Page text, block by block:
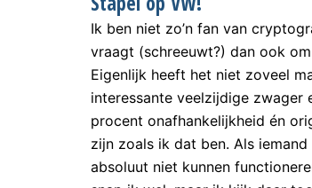
Ik ben niet zo’n fan van
vraagt (schreeuwt?) dan ook
Eigenlijk heeft het niet zoveel
interessante veelzijdige zwager
procent onafhankelijkheid én
zijn zoals ik dat ben. Als
absoluut niet kunnen